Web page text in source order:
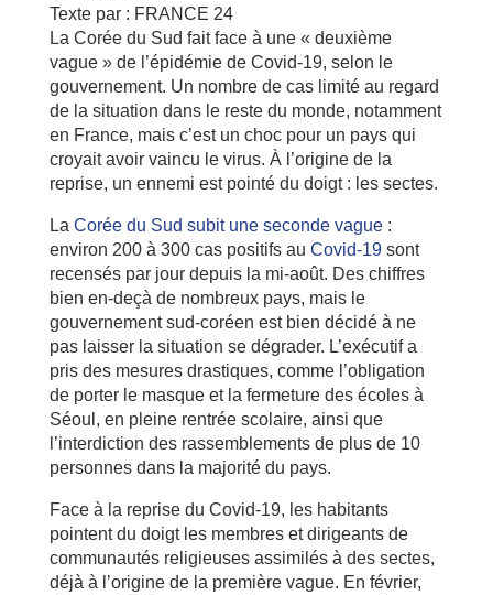
Texte par : FRANCE 24
La Corée du Sud fait face à une « deuxième
vague » de l’épidémie de Covid-19, selon le
gouvernement. Un nombre de cas limité au regard
de la situation dans le reste du monde, notamment
en France, mais c’est un choc pour un pays qui
croyait avoir vaincu le virus. À l’origine de la
reprise, un ennemi est pointé du doigt : les sectes.
La Corée du Sud subit une seconde vague:
environ 200 à 300 cas positifs au Covid-19sont
recensés par jour depuis la mi-août. Des chiffres
bien en-deçà de nombreux pays, mais le
gouvernement sud-coréen est bien décidé à ne
pas laisser la situation se dégrader. L’exécutif a
pris des mesures drastiques, comme l’obligation
de porter le masque et la fermeture des écoles à
Séoul, en pleine rentrée scolaire, ainsi que
l’interdiction des rassemblements de plus de 10
personnes dans la majorité du pays.
Face à la reprise du Covid-19, les habitants
pointent du doigt les membres et dirigeants de
communautés religieuses assimilés à des sectes,
déjà à l’origine de la première vague. En février,